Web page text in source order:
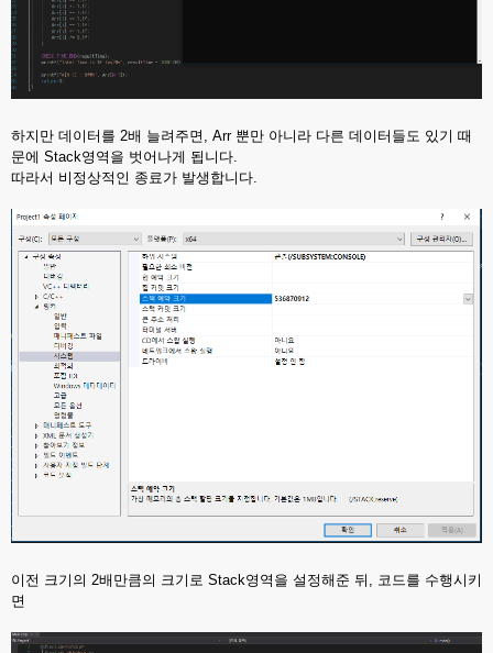
하지만 데이터를 2배 늘려주면, Arr 뿐만 아니라 다른 데이터들도 있기 때
문에 Stack영역을 벗어나게 됩니다.
따라서 비정상적인 종료가 발생합니다.
이전 크기의 2배만큼의 크기로 Stack영역을 설정해준 뒤, 코드를 수행시키
면